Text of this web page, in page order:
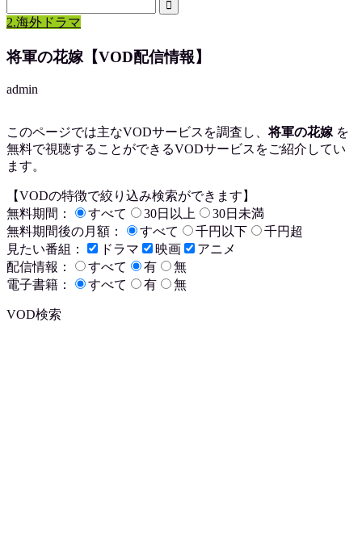
2.海外ドラマ
将軍の花嫁【VOD配信情報】
admin
このページでは主なVODサービスを調査し、将軍の花嫁を
無料で視聴することができるVODサービスをご紹介してい
ます。
【VODの特徴で絞り込み検索ができます】
無料期間：
すべて 30日以上
30日未満
無料期間後の月額：
すべて 千円以下
千円超
見たい番組：
ドラマ 映画
アニメ
配信情報：
すべて 有
無
電子書籍：
すべて 有 無
VOD検索